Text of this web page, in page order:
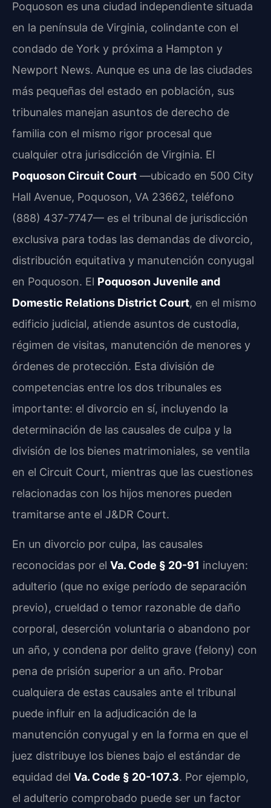
Poquoson es una ciudad independiente situada
en la península de Virginia, colindante con el
condado de York y próxima a Hampton y
Newport News. Aunque es una de las ciudades
más pequeñas del estado en población, sus
tribunales manejan asuntos de derecho de
familia con el mismo rigor procesal que
cualquier otra jurisdicción de Virginia. El
Poquoson Circuit Court —ubicado en 500 City
Hall Avenue, Poquoson, VA 23662, teléfono
(888) 437-7747— es el tribunal de jurisdicción
exclusiva para todas las demandas de divorcio,
distribución equitativa y manutención conyugal
en Poquoson. El Poquoson Juvenile and
Domestic Relations District Court, en el mismo
edificio judicial, atiende asuntos de custodia,
régimen de visitas, manutención de menores y
órdenes de protección. Esta división de
competencias entre los dos tribunales es
importante: el divorcio en sí, incluyendo la
determinación de las causales de culpa y la
división de los bienes matrimoniales, se ventila
en el Circuit Court, mientras que las cuestiones
relacionadas con los hijos menores pueden
tramitarse ante el J&DR Court.
En un divorcio por culpa, las causales
reconocidas por el Va. Code § 20-91 incluyen:
adulterio (que no exige período de separación
previo), crueldad o temor razonable de daño
corporal, deserción voluntaria o abandono por
un año, y condena por delito grave (felony) con
pena de prisión superior a un año. Probar
cualquiera de estas causales ante el tribunal
puede influir en la adjudicación de la
manutención conyugal y en la forma en que el
juez distribuye los bienes bajo el estándar de
equidad del Va. Code § 20-107.3. Por ejemplo,
el adulterio comprobado puede ser un factor